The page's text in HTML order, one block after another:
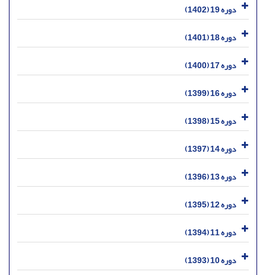
دوره 19 (1402)
دوره 18 (1401)
دوره 17 (1400)
دوره 16 (1399)
دوره 15 (1398)
دوره 14 (1397)
دوره 13 (1396)
دوره 12 (1395)
دوره 11 (1394)
دوره 10 (1393)